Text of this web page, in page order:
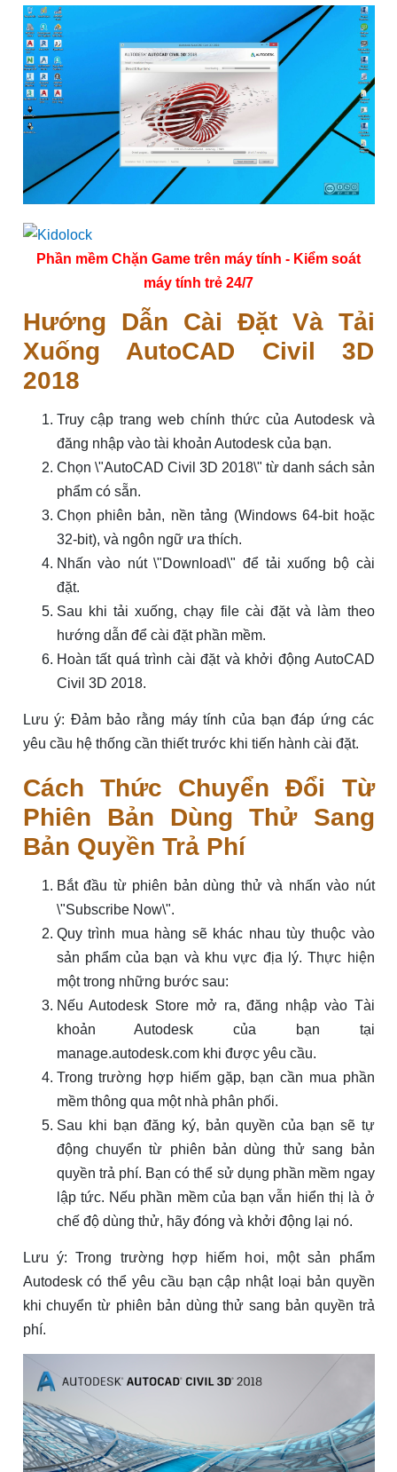
Phần mềm Chặn Game trên máy tính - Kiểm soát
máy tính trẻ 24/7
Hướng Dẫn Cài Đặt Và Tải
Xuống AutoCAD Civil 3D
2018
Truy cập trang web chính thức của Autodesk và
đăng nhập vào tài khoản Autodesk của bạn.
Chọn \"AutoCAD Civil 3D 2018\" từ danh sách sản
phẩm có sẵn.
Chọn phiên bản, nền tảng (Windows 64-bit hoặc
32-bit), và ngôn ngữ ưa thích.
Nhấn vào nút \"Download\" để tải xuống bộ cài
đặt.
Sau khi tải xuống, chạy file cài đặt và làm theo
hướng dẫn để cài đặt phần mềm.
Hoàn tất quá trình cài đặt và khởi động AutoCAD
Civil 3D 2018.
Lưu ý: Đảm bảo rằng máy tính của bạn đáp ứng các
yêu cầu hệ thống cần thiết trước khi tiến hành cài đặt.
Cách Thức Chuyển Đổi Từ
Phiên Bản Dùng Thử Sang
Bản Quyền Trả Phí
Bắt đầu từ phiên bản dùng thử và nhấn vào nút
\"Subscribe Now\".
Quy trình mua hàng sẽ khác nhau tùy thuộc vào
sản phẩm của bạn và khu vực địa lý. Thực hiện
một trong những bước sau:
Nếu Autodesk Store mở ra, đăng nhập vào Tài
khoản Autodesk của bạn tại
manage.autodesk.com khi được yêu cầu.
Trong trường hợp hiếm gặp, bạn cần mua phần
mềm thông qua một nhà phân phối.
Sau khi bạn đăng ký, bản quyền của bạn sẽ tự
động chuyển từ phiên bản dùng thử sang bản
quyền trả phí. Bạn có thể sử dụng phần mềm ngay
lập tức. Nếu phần mềm của bạn vẫn hiển thị là ở
chế độ dùng thử, hãy đóng và khởi động lại nó.
Lưu ý: Trong trường hợp hiếm hoi, một sản phẩm
Autodesk có thể yêu cầu bạn cập nhật loại bản quyền
khi chuyển từ phiên bản dùng thử sang bản quyền trả
phí.